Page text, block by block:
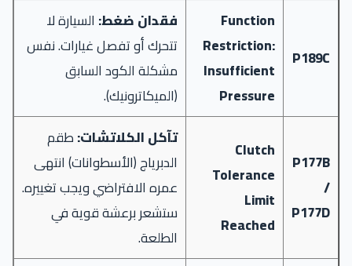
P189C
Function
Restriction:
Insufficient
Pressure
فقدان ضغط: السيارة لا
تتحرك أو تفصل غيارات. نفس
مشكلة الكود السابق
(الميكاترونيك).
P177B
/
P177D
Clutch
Tolerance
Limit
Reached
تآكل الكلاتشات:طقم
الدبرياج (الأسطوانات) انتهى
عمره الافتراضي ويجب تغييره.
ستشعر برعشة قوية في
الطلعة.